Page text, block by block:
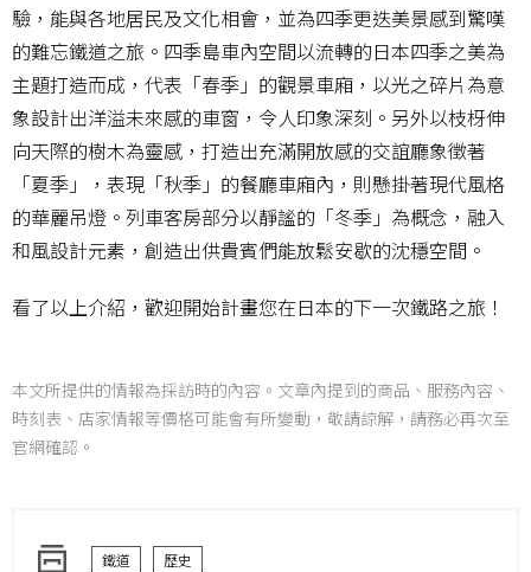
驗，能與各地居民及文化相會，並為四季更迭美景感到驚嘆
的難忘鐵道之旅。四季島車內空間以流轉的日本四季之美為
主題打造而成，代表「春季」的觀景車廂，以光之碎片為意
象設計出洋溢未來感的車窗，令人印象深刻。另外以枝枒伸
向天際的樹木為靈感，打造出充滿開放感的交誼廳象徵著
「夏季」，表現「秋季」的餐廳車廂內，則懸掛著現代風格
的華麗吊燈。列車客房部分以靜謐的「冬季」為概念，融入
和風設計元素，創造出供貴賓們能放鬆安歇的沈穩空間。
看了以上介紹，歡迎開始計畫您在日本的下一次鐵路之旅！
本文所提供的情報為採訪時的內容。文章內提到的商品、服務內容、
時刻表、店家情報等價格可能會有所變動，敬請諒解，請務必再次至
官網確認。
鐵道 歷史